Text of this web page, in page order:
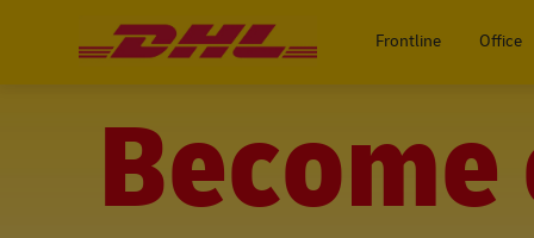
Frontline Office
Become